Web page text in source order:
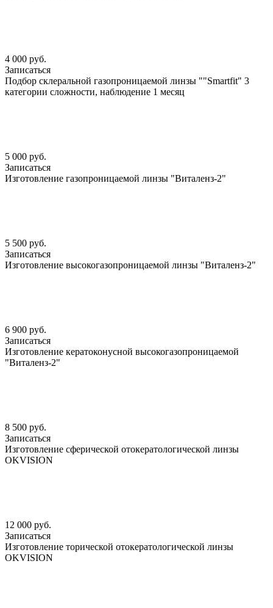
4 000 руб.
Записаться
Подбор склеральной газопроницаемой линзы ""Smartfit" 3
категории сложности, наблюдение 1 месяц
5 000 руб.
Записаться
Изготовление газопроницаемой линзы "Виталенз-2"
5 500 руб.
Записаться
Изготовление высокогазопроницаемой линзы "Виталенз-2"
6 900 руб.
Записаться
Изготовление кератоконусной высокогазопроницаемой
"Виталенз-2"
8 500 руб.
Записаться
Изготовление сферической отокератологической линзы
OKVISION
12 000 руб.
Записаться
Изготовление торической отокератологической линзы
OKVISION